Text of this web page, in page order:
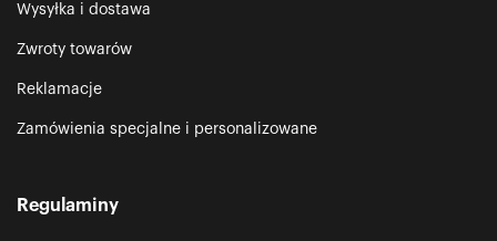
Wysyłka i dostawa
Zwroty towarów
Reklamacje
Zamówienia specjalne i personalizowane
Regulaminy